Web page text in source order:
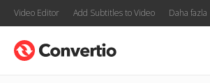
Video Editor Add Subtitles to Video Daha fazla